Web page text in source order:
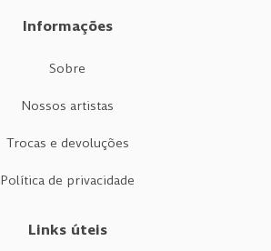
Informações
Sobre
Nossos artistas
Trocas e devoluções
Política de privacidade
Links úteis